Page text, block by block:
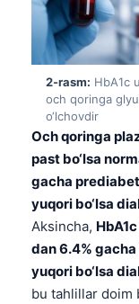
2-rasm: HbA1c
och qoringa
o‘lchovdir
Och qoringa
past bo‘lsa
gacha
yuqori bo‘lsa
Aksincha,
dan 6.4%
yuqori bo‘lsa
bu tahlillar doim